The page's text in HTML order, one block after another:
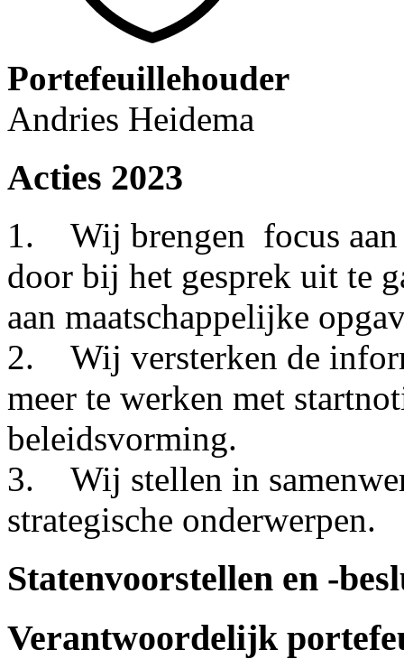
Portefeuillehouder
Andries Heidema
Acties 2023
1. Wij brengen focus aan
door bij het gesprek uit te
aan maatschappelijke
2. Wij versterken de
meer te werken met
beleidsvorming.
3. Wij stellen in
strategische onderwerpen.
Statenvoorstellen en -
Verantwoordelijk